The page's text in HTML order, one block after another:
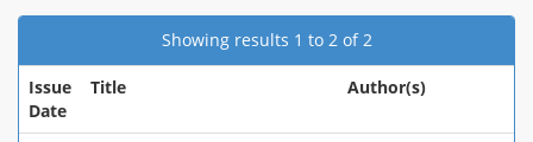
Showing results 1 to 2 of 2
Issue
Date
Title Author(s)